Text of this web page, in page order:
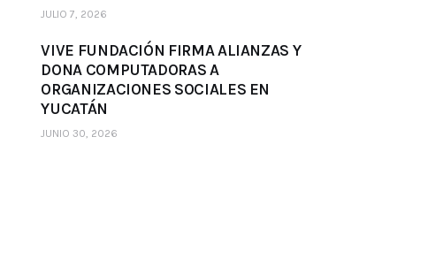
JULIO 7, 2026
VIVE FUNDACIÓN FIRMA ALIANZAS Y
DONA COMPUTADORAS A
ORGANIZACIONES SOCIALES EN
YUCATÁN
JUNIO 30, 2026